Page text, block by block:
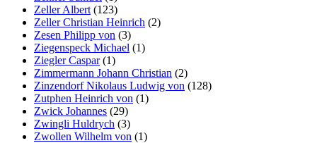
Zeller Albert (123)
Zeller Christian Heinrich (2)
Zesen Philipp von (3)
Ziegenspeck Michael (1)
Ziegler Caspar(1)
Zimmermann Johann Christian (2)
Zinzendorf Nikolaus Ludwig von (128)
Zutphen Heinrich von (1)
Zwick Johannes (29)
Zwingli Huldrych (3)
Zwollen Wilhelm von (1)